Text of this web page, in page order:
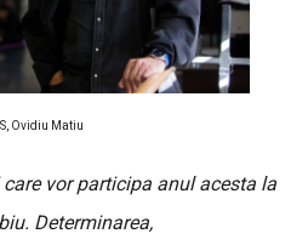
Ovidiu Matiu
vor participa anul acesta la
Determinarea,